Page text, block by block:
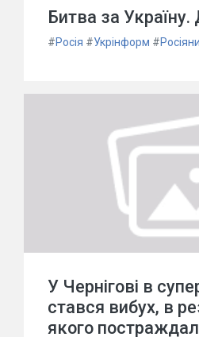
Битва за Україну.
#Росія #Укрінформ #Росіяни
У Чернігові в
стався вибух, в
якого